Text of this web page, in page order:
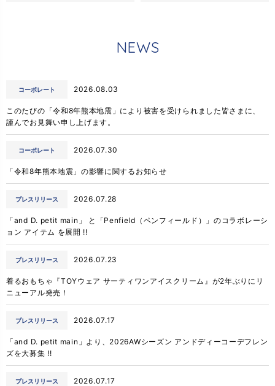
NEWS
コーポレート 2026.08.03
このたびの「令和8年熊本地震」により被害を受けられました皆さまに、
謹んでお見舞い申し上げます。
コーポレート 2026.07.30
「令和8年熊本地震」の影響に関するお知らせ
プレスリリース 2026.07.28
「and D. petit main」 と「Penfield（ペンフィールド）」のコラボレーシ
ョン アイテム を展開 !!
プレスリリース 2026.07.23
着るおもちゃ『TOYウェア サーティワンアイスクリーム』が2年ぶりにリ
ニューアル発売！
プレスリリース 2026.07.17
「and D. petit main」より、2026AWシーズン アンドディーコーデフレン
ズを大募集 !!
プレスリリース 2026.07.17